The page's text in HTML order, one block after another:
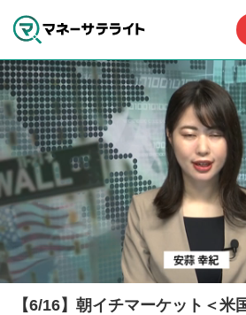
【6/16】朝イチマーケット＜米